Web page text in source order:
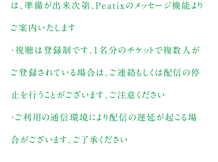
は、準備が出来次第、Peatixのメッセージ機能より
ご案内いたします
・視聴は登録制です。1名分のチケットで複数人が
ご登録されている場合は、ご連絡もしくは配信の停
止を行うことがございます。ご注意ください
・ご利用の通信環境により配信の遅延が起こる場
合がございます。ご了承ください